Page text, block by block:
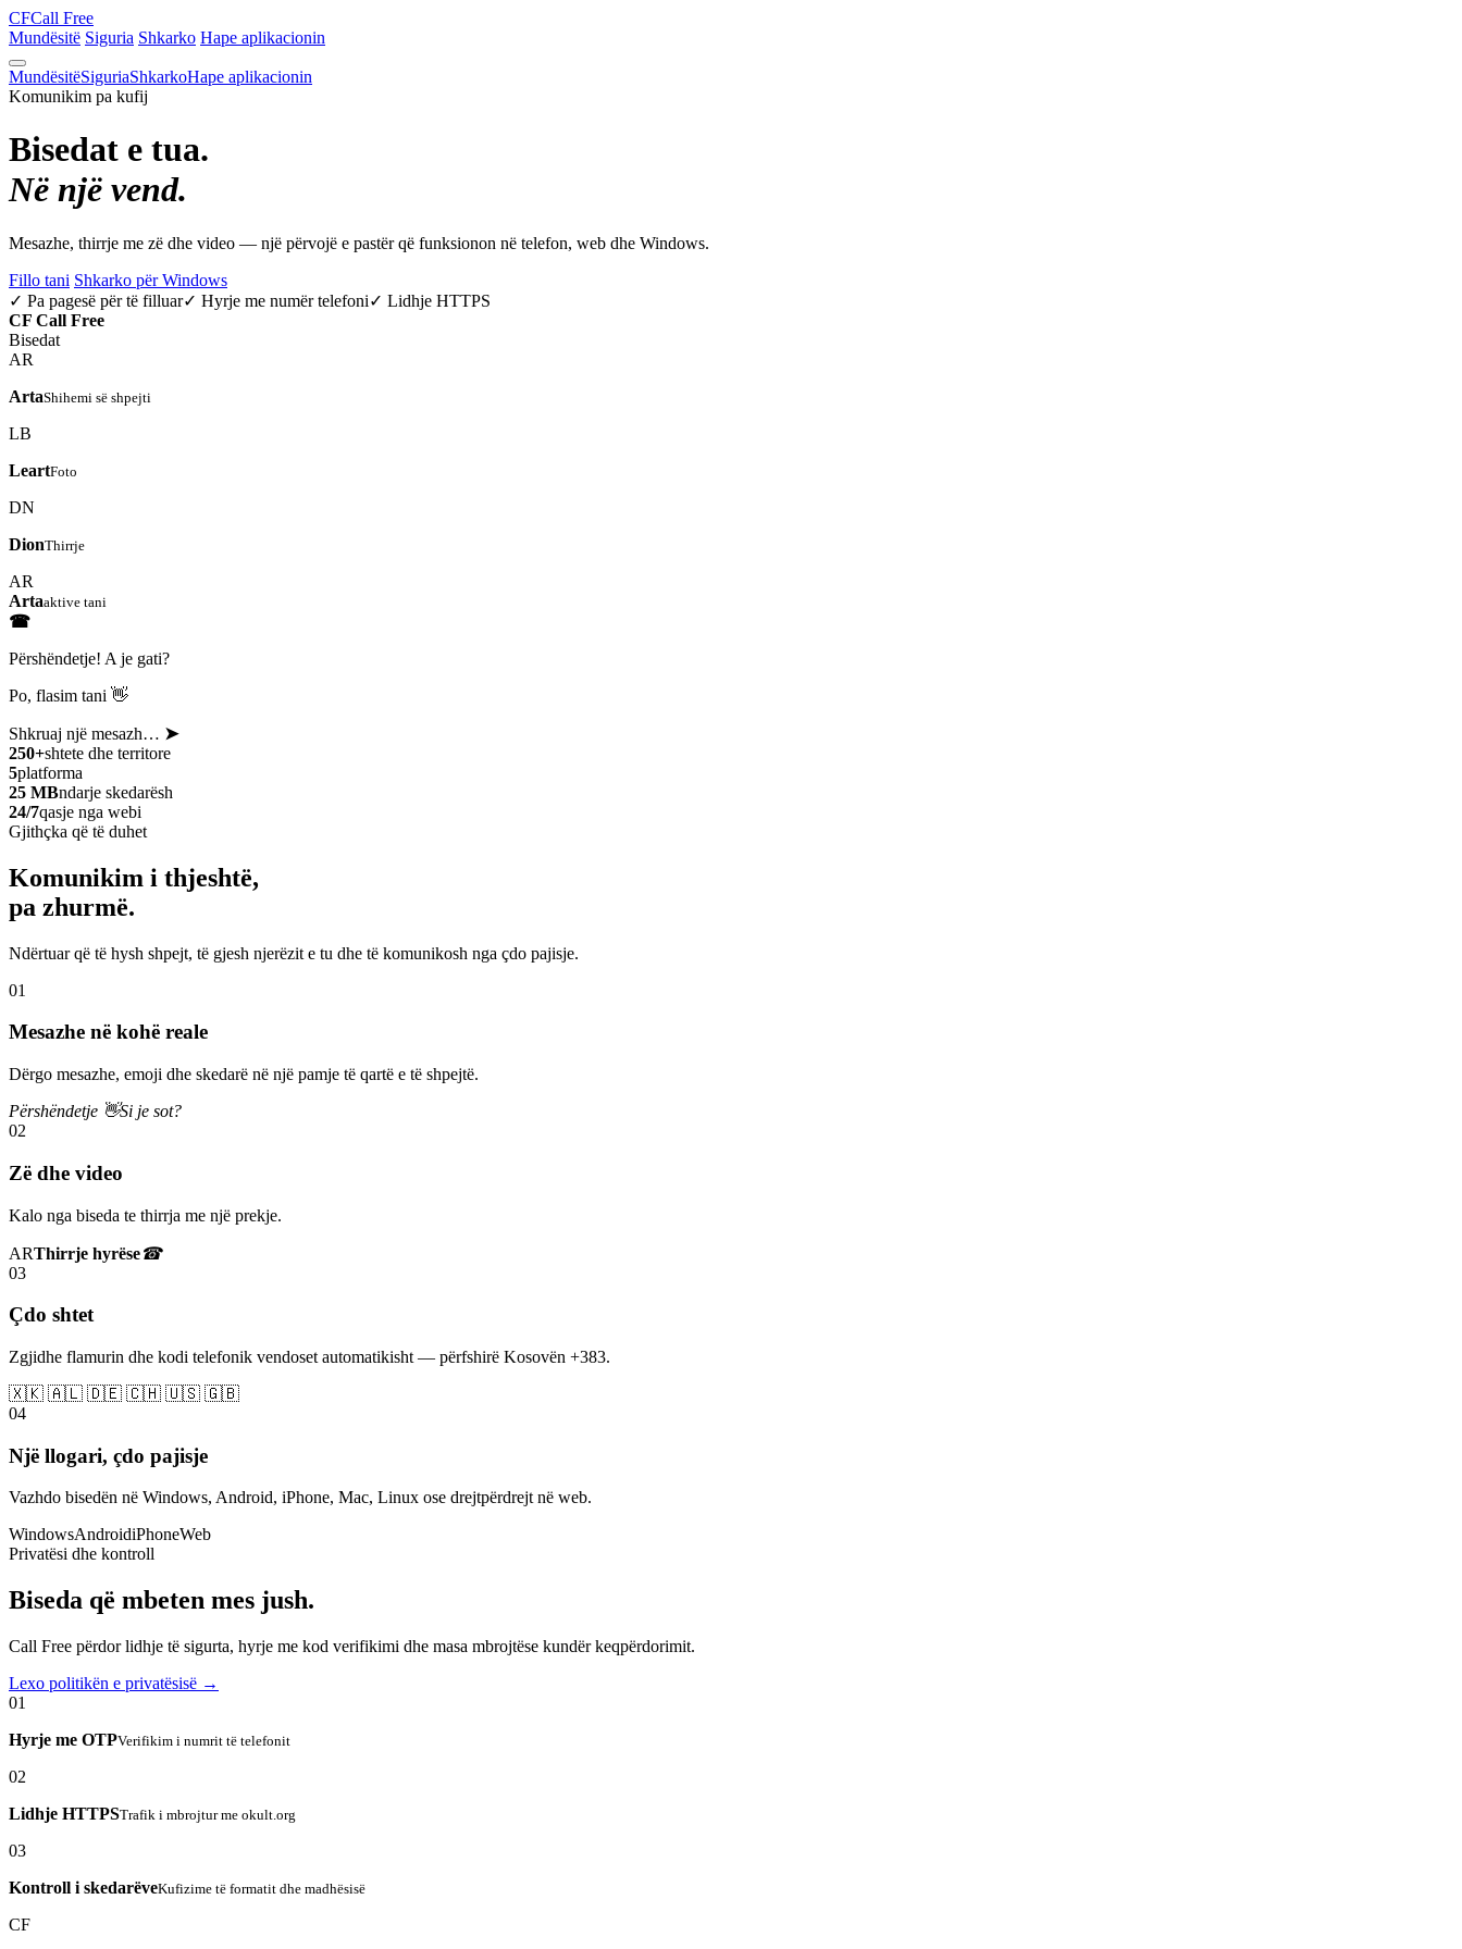
CFCall Free
Mundësitë Siguria Shkarko Hape aplikacionin
MundësitëSiguriaShkarkoHape aplikacionin
Komunikim pa kufij
Bisedat e tua.
Në një vend.
Mesazhe, thirrje me zë dhe video — një përvojë e pastër që funksionon në telefon, web dhe Windows.
Fillo tani Shkarko për Windows
✓ Pa pagesë për të filluar✓ Hyrje me numër telefoni✓ Lidhje HTTPS
CF Call Free
Bisedat
AR
ArtaShihemi së shpejti
LB
LeartFoto
DN
DionThirrje
AR
Artaaktive tani
☎
Përshëndetje! A je gati?
Po, flasim tani 👋
Shkruaj një mesazh… ➤
250+shtete dhe territore
5platforma
25 MBndarje skedarësh
24/7qasje nga webi
Gjithçka që të duhet
Komunikim i thjeshtë,
pa zhurmë.
Ndërtuar që të hysh shpejt, të gjesh njerëzit e tu dhe të komunikosh nga çdo pajisje.
01
Mesazhe në kohë reale
Dërgo mesazhe, emoji dhe skedarë në një pamje të qartë e të shpejtë.
Përshëndetje 👋Si je sot?
02
Zë dhe video
Kalo nga biseda te thirrja me një prekje.
ARThirrje hyrëse☎
03
Çdo shtet
Zgjidhe flamurin dhe kodi telefonik vendoset automatikisht — përfshirë Kosovën +383.
🇽🇰 🇦🇱 🇩🇪 🇨🇭 🇺🇸 🇬🇧
04
Një llogari, çdo pajisje
Vazhdo bisedën në Windows, Android, iPhone, Mac, Linux ose drejtpërdrejt në web.
WindowsAndroidiPhoneWeb
Privatësi dhe kontroll
Biseda që mbeten mes jush.
Call Free përdor lidhje të sigurta, hyrje me kod verifikimi dhe masa mbrojtëse kundër keqpërdorimit.
Lexo politikën e privatësisë →
01
Hyrje me OTPVerifikim i numrit të telefonit
02
Lidhje HTTPSTrafik i mbrojtur me okult.org
03
Kontroll i skedarëveKufizime të formatit dhe madhësisë
CF